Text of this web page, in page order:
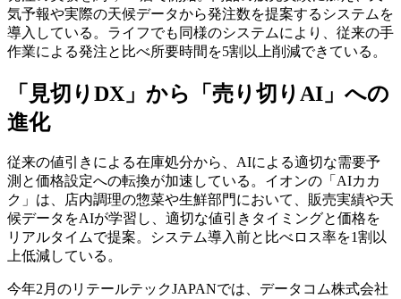
気予報や実際の天候データから発注数を提案するシステムを
導入している。ライフでも同様のシステムにより、従来の手
作業による発注と比べ所要時間を5割以上削減できている。
「見切りDX」から「売り切りAI」への
進化
従来の値引きによる在庫処分から、AIによる適切な需要予
測と価格設定への転換が加速している。イオンの「AIカカ
ク」は、店内調理の惣菜や生鮮部門において、販売実績や天
候データをAIが学習し、適切な値引きタイミングと価格を
リアルタイムで提案。システム導入前と比べロス率を1割以
上低減している。
今年2月のリテールテックJAPANでは、データコム株式会社